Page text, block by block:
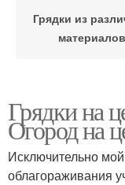
Грядки из
материалов
Грядка для
Грядки на
Огород на
Исключительно
облагораживания